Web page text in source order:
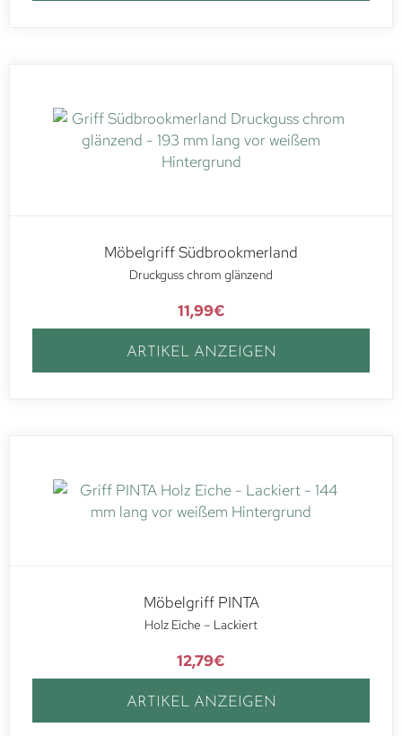
Möbelgriff Südbrookmerland
Druckguss chrom glänzend
11,99€
ARTIKEL ANZEIGEN
Möbelgriff PINTA
Holz Eiche – Lackiert
12,79€
ARTIKEL ANZEIGEN